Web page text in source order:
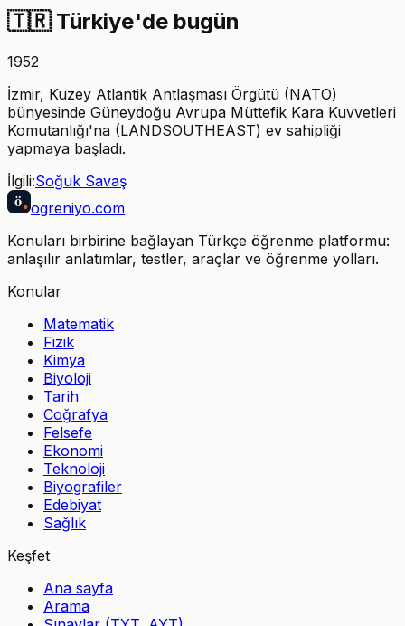
🇹🇷 Türkiye'de bugün
1952
İzmir, Kuzey Atlantik Antlaşması Örgütü (NATO)
bünyesinde Güneydoğu Avrupa Müttefik Kara Kuvvetleri
Komutanlığı'na (LANDSOUTHEAST) ev sahipliği
yapmaya başladı.
İlgili:Soğuk Savaş
ö ogreniyo.com
Konuları birbirine bağlayan Türkçe öğrenme platformu:
anlaşılır anlatımlar, testler, araçlar ve öğrenme yolları.
Konular
Matematik
Fizik
Kimya
Biyoloji
Tarih
Coğrafya
Felsefe
Ekonomi
Teknoloji
Biyografiler
Edebiyat
Sağlık
Keşfet
Ana sayfa
Arama